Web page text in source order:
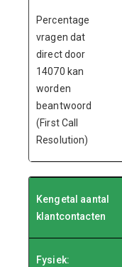
Percentage
vragen dat
direct door
14070 kan
worden
beantwoord
(First Call
Resolution)
Kengetal aantal
klantcontacten
Fysiek: